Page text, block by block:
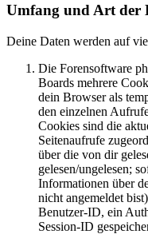
Umfang und Art der
Deine Daten werden auf
Die Forensoftware
Boards mehrere
dein Browser als
den einzelnen
Cookies sind die
Seitenaufrufe
über die von dir
gelesen/ungelesen;
Informationen über
nicht angemeldet
Benutzer-ID, ein
Session-ID